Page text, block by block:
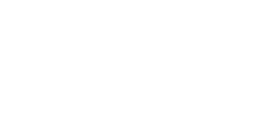
PROJECT OJA